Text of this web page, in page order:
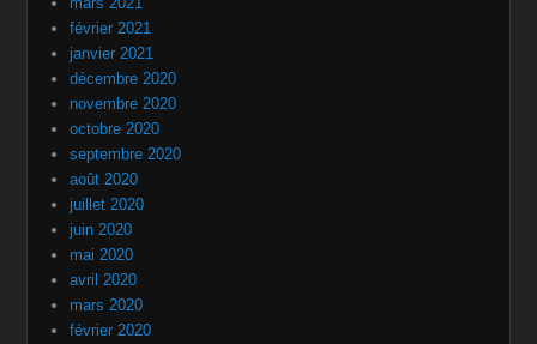
février 2021
janvier 2021
décembre 2020
novembre 2020
octobre 2020
septembre 2020
août 2020
juillet 2020
juin 2020
mai 2020
avril 2020
mars 2020
février 2020